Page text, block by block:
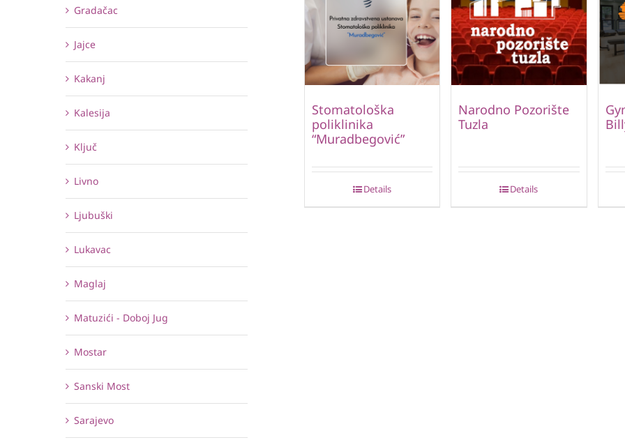
Stomatološka
poliklinika
“Muradbegović”
Details
Narodno Pozorište
Tuzla
Details
Gradačac
Jajce
Kakanj
Kalesija
Ključ
Livno
Ljubuški
Lukavac
Maglaj
Matuzići - Doboj Jug
Mostar
Sanski Most
Sarajevo